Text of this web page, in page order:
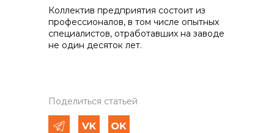
info@vostokcement.ru
Коллектив предприятия состоит из
профессионалов, в том числе опытных
специалистов, отработавших на заводе
не один десяток лет.
Поделиться статьей